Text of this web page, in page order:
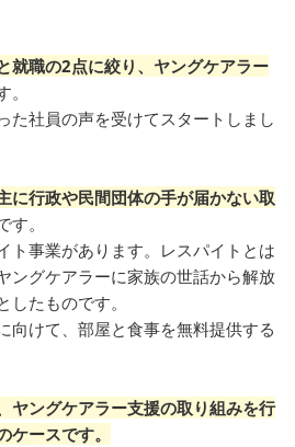
就職の2点に絞り、ヤングケアラー
た社員の声を受けてスタートしまし
に行政や民間団体の手が届かない取
す。
ト事業があります。レスパイトとは
ングケアラーに家族の世話から解放
たものです。
向けて、部屋と食事を無料提供する
ヤングケアラー支援の取り組みを行
ケースです。